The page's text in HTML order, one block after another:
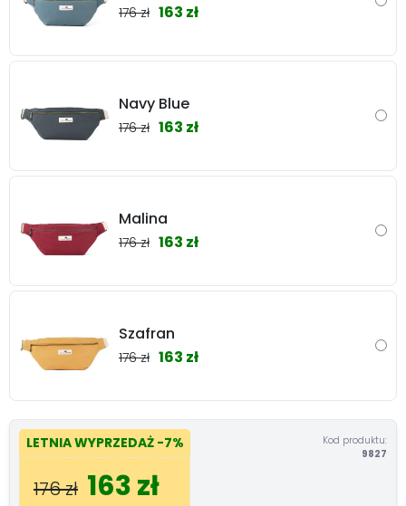
176 zł 163 zł
Navy Blue
176 zł 163 zł
Malina
176 zł 163 zł
Szafran
176 zł 163 zł
LETNIA WYPRZEDAŻ -7%
176 zł 163 zł
Kod produktu:
9827